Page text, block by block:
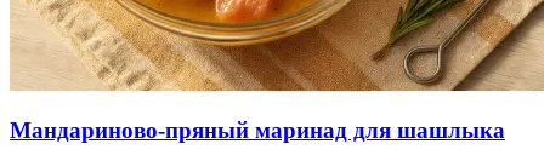
Мандариново-пряный маринад для шашлыка